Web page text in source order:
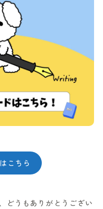
こちら
どうもありがとうござい